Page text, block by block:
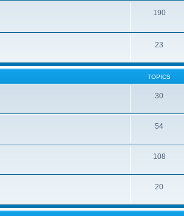
190
23
TOPICS
30
54
108
20